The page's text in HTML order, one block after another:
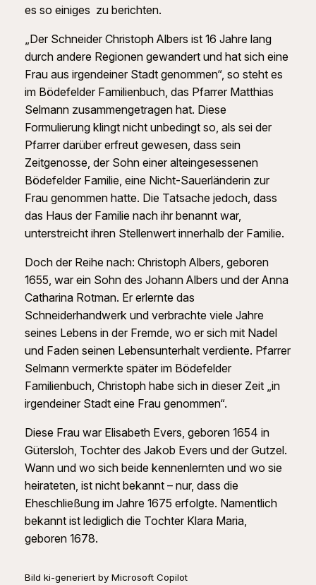
es so einiges zu berichten.
„Der Schneider Christoph Albers ist 16 Jahre lang
durch andere Regionen gewandert und hat sich eine
Frau aus irgendeiner Stadt genommen“, so steht es
im Bödefelder Familienbuch, das Pfarrer Matthias
Selmann zusammengetragen hat. Diese
Formulierung klingt nicht unbedingt so, als sei der
Pfarrer darüber erfreut gewesen, dass sein
Zeitgenosse, der Sohn einer alteingesessenen
Bödefelder Familie, eine Nicht-Sauerländerin zur
Frau genommen hatte. Die Tatsache jedoch, dass
das Haus der Familie nach ihr benannt war,
unterstreicht ihren Stellenwert innerhalb der Familie.
Doch der Reihe nach: Christoph Albers, geboren
1655, war ein Sohn des Johann Albers und der Anna
Catharina Rotman. Er erlernte das
Schneiderhandwerk und verbrachte viele Jahre
seines Lebens in der Fremde, wo er sich mit Nadel
und Faden seinen Lebensunterhalt verdiente. Pfarrer
Selmann vermerkte später im Bödefelder
Familienbuch, Christoph habe sich in dieser Zeit „in
irgendeiner Stadt eine Frau genommen“.
Diese Frau war Elisabeth Evers, geboren 1654 in
Gütersloh, Tochter des Jakob Evers und der Gutzel.
Wann und wo sich beide kennenlernten und wo sie
heirateten, ist nicht bekannt – nur, dass die
Eheschließung im Jahre 1675 erfolgte. Namentlich
bekannt ist lediglich die Tochter Klara Maria,
geboren 1678.
Bild ki-generiert by Microsoft Copilot